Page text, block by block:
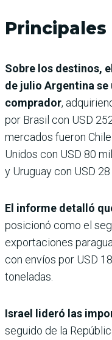
Sobre los destinos,
de julio Argentina se
comprador,
por Brasil con USD
mercados fueron
Unidos con USD 80
y Uruguay con USD 28
El informe detalló
posicionó como el
exportaciones
con envíos por USD
toneladas.
Israel lideró las
seguido de la